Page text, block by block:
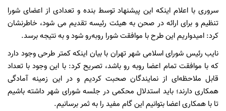
سروری با اعلام اینکه این پیشنهاد توسط بنده و تعدادی از اعضای شورا
تنظیم و برای ارائه در صحن به هیئت رئیسه تقدیم می شود، خاطرنشان
کرد: امیدواریم این طرح با موافقت شورا روبه‌رو شود و به نتیجه برسد.
نایب رئیس شورای اسلامی شهر تهران با بیان اینکه کمتر طرحی وجود دارد
که با موافقت تمام اعضا روبه رو باشد، تصریح کرد: با این وجود با تعداد
قابل ملاحظه‌ای از نمایندگان صحبت کردیم و در این زمینه آمادگی
همکاری دارند؛ باید استدلال محکمی در جلسه شورای شهر داشته باشیم
تا با همکاری اعضا بتوانیم این گام مفید را به ثمر برسانیم.